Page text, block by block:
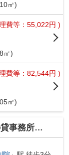
㎡)
費等：55,022円 )
㎡)
費等：82,544円 )
㎡)
オフィス 】